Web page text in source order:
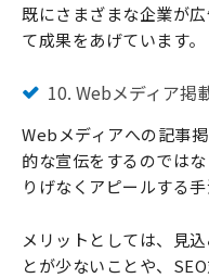
既にさまざまな企業が
て成果をあげています。
10. Webメディア掲
Webメディアへの記事
的な宣伝をするのでは
りげなくアピールする手
メリットとしては、見
とが少ないことや、